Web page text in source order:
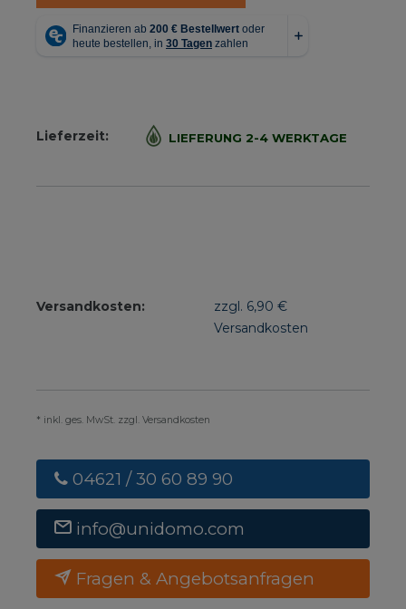
Lieferzeit: LIEFERUNG 2-4 WERKTAGE
Versandkosten:
zzgl. 6,90 €
Versandkosten
* inkl. ges. MwSt. zzgl. Versandkosten
04621 / 30 60 89 90
info@unidomo.com
Fragen & Angebotsanfragen